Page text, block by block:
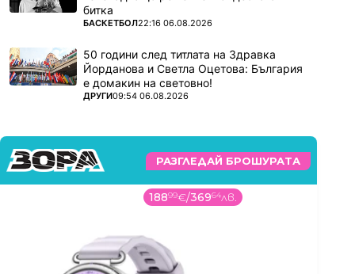
битка
ПОВЕЧЕ ОТ
БАСКЕТБОЛ22:16 06.08.2026
50 години след титлата на Здравка
Йорданова и Светла Оцетова: България
е домакин на световно!
ПОВЕЧЕ ОТ
ДРУГИ09:54 06.08.2026
РАЗГЛЕДАЙ БРОШУРАТА
25999€/5085лв.